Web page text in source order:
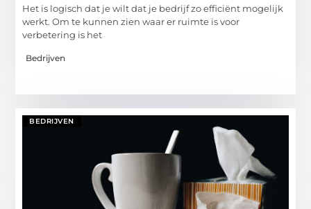
Het is logisch dat je wilt dat je bedrijf zo efficiënt mogelijk
werkt. Om te kunnen zien waar er ruimte is voor
verbetering is het
Bedrijven
BEDRIJVEN